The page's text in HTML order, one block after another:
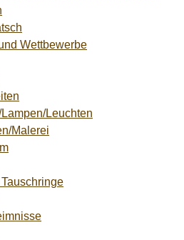
Wettbewerbe
Leuchten
Malerei